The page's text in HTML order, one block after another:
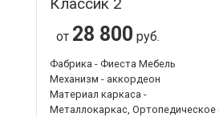
от 28 800 руб.
Фабрика - Фиеста Мебель
Механизм - аккордеон
Материал каркаса -
Металлокаркас, Ортопедическое